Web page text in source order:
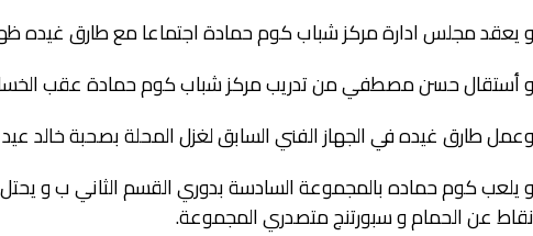
و يعقد مجلس ادارة مركز شباب كوم حمادة اجتماعا مع طارق غيده
و أستقال حسن مصطفي من تدريب مركز شباب كوم حمادة عقب
وعمل طارق غيده في الجهاز الفني السابق لغزل المحلة بصحبة خالد
نقاط عن الحمام و سبورتنج متصدري المجموعة.